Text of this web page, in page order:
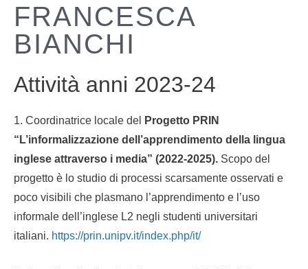
FRANCESCA
BIANCHI
Attività anni 2023-24
1. Coordinatrice locale del
Progetto PRIN
“L’informalizzazione dell’apprendimento della lingua
inglese attraverso i media” (2022-2025). Scopo del
progetto è lo studio di processi scarsamente osservati e
poco visibili che plasmano l’apprendimento e l’uso
informale dell’inglese L2 negli studenti universitari
italiani. https://prin.unipv.it/index.php/it/